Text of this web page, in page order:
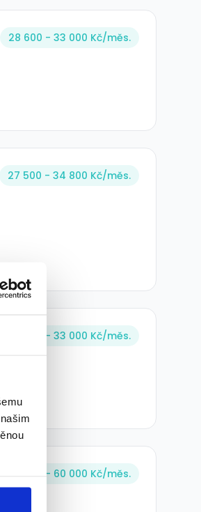
28 600 - 33 000 Kč/měs.
27 500 - 34 800 Kč/měs.
28 600 - 33 000 Kč/měs.
40 000 - 60 000 Kč/měs.